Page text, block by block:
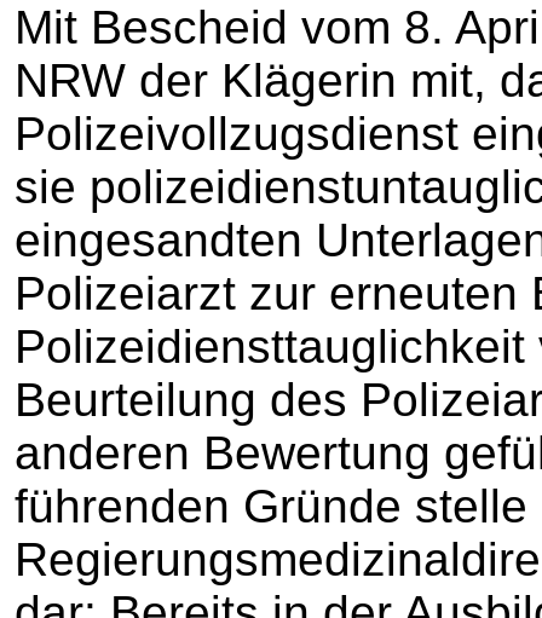
Mit Bescheid vom 8.
NRW der Klägerin mit,
Polizeivollzugsdienst
sie
eingesandten
Polizeiarzt zur erneuten
Beurteilung des
anderen Bewertung
führenden Gründe